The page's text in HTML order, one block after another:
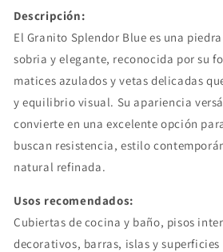
Descripción:
El Granito Splendor Blue es una
sobria y elegante, reconocida por su
matices azulados y vetas delicadas
y equilibrio visual. Su apariencia
convierte en una excelente opción
buscan resistencia, estilo
natural refinada.
Usos recomendados:
Cubiertas de cocina y baño, pisos
decorativos, barras, islas y